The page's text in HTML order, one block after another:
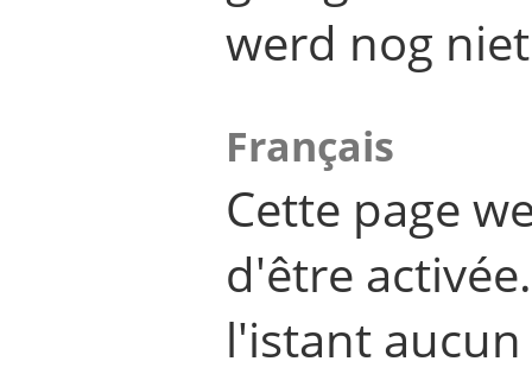
werd nog
Français
Cette page
d'être
l'istant